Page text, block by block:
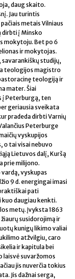
daug skaito.
Jau turintis
metais Vilniaus
dirbti į Minsko
mokytoju. Bet po 6
ir mokytojas.
studijų,
teologijos magistro
teologiją ir
mater. Šiai
į Peterburgą, ten
geriausia sveikata
pradeda dirbti Varnių
Peterburge
vyskupijos
o tai visai nebuvo
Lietuvos dalį, Kuršą
prie milijono.
vyskupas
9 d. energingai imasi
pati
daugiau kenkti.
metų. Įvyksta 1863
susidorojimą ir
kunigų likimo valiai
atžvilgiu, caro
ir kapitula bei
laisvė suvaržomos
jis nuverčia tokius
Jis dažnai serga,